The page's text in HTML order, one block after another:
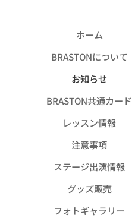
ホーム
BRASTONについて
お知らせ
BRASTON共通カード
レッスン情報
注意事項
ステージ出演情報
グッズ販売
フォトギャラリー